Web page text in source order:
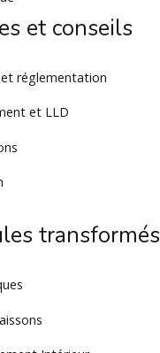
et conseils
réglementation
et LLD
transformés